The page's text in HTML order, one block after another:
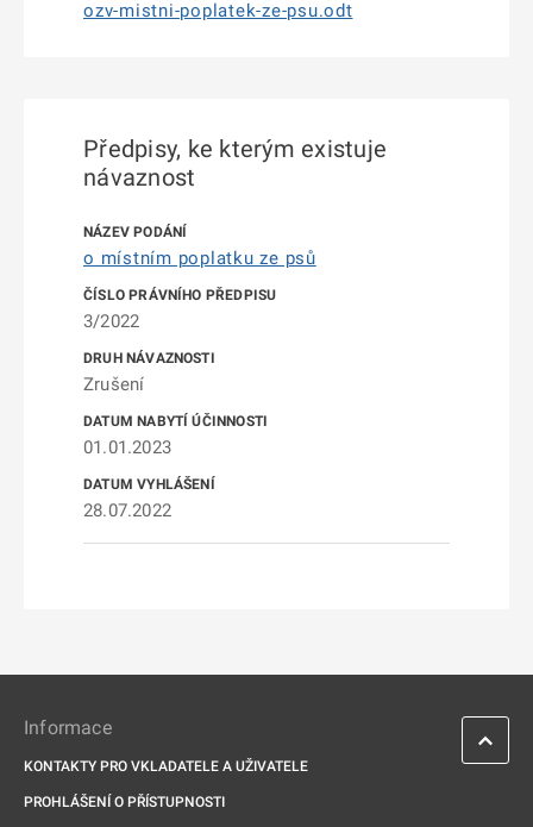
ozv-mistni-poplatek-ze-psu.odt
Předpisy, ke kterým existuje
návaznost
o místním poplatku ze psů
3/2022
Zrušení
01.01.2023
28.07.2022
Informace
KONTAKTY PRO VKLADATELE A UŽIVATELE
PROHLÁŠENÍ O PŘÍSTUPNOSTI